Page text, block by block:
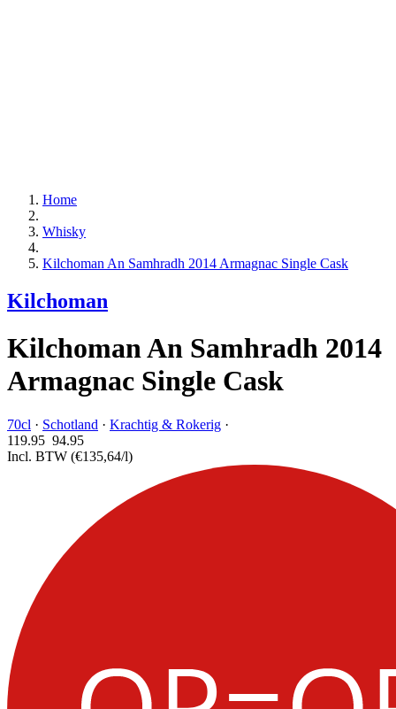
Home
Whisky
Kilchoman An Samhradh 2014 Armagnac Single Cask
Kilchoman
Kilchoman An Samhradh 2014
Armagnac Single Cask
70cl · Schotland · Krachtig & Rokerig ·
119.95 94.95
Incl. BTW (€135,64/l)